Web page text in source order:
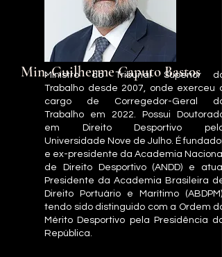
Min. Guilherme Caputo Bastos
Ministro do Tribunal Superior do
Trabalho desde 2007, onde exerceu o
cargo de Corregedor-Geral do
Trabalho em 2022. Possui Doutorado
em Direito Desportivo pela
Universidade Nove de Julho. É fundador
e ex-presidente da Academia Nacional
de Direito Desportivo (ANDD) e atual
Presidente da Academia Brasileira de
Direito Portuário e Marítimo (ABDPM),
tendo sido distinguido com a Ordem do
Mérito Desportivo pela Presidência da
República.